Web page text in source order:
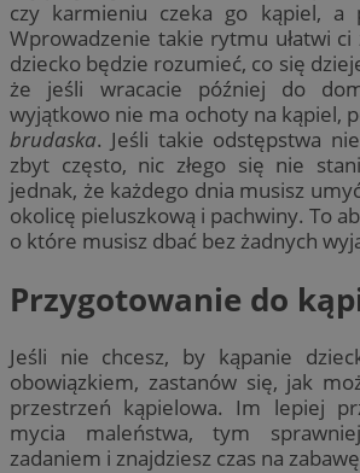
czy karmieniu czeka go kąpiel, a
Wprowadzenie takie rytmu ułatwi ci
dziecko będzie rozumieć, co się
że jeśli wracacie później do
wyjątkowo nie ma ochoty na kąpiel,
brudaska. Jeśli takie odstępstwa
zbyt często, nic złego się nie
jednak, że każdego dnia musisz
okolicę pieluszkową i pachwiny. To
o które musisz dbać bez żadnych
Przygotowanie do
Jeśli nie chcesz, by kąpanie
obowiązkiem, zastanów się, jak
przestrzeń kąpielowa. Im lepiej
mycia maleństwa, tym
zadaniem i znajdziesz czas na